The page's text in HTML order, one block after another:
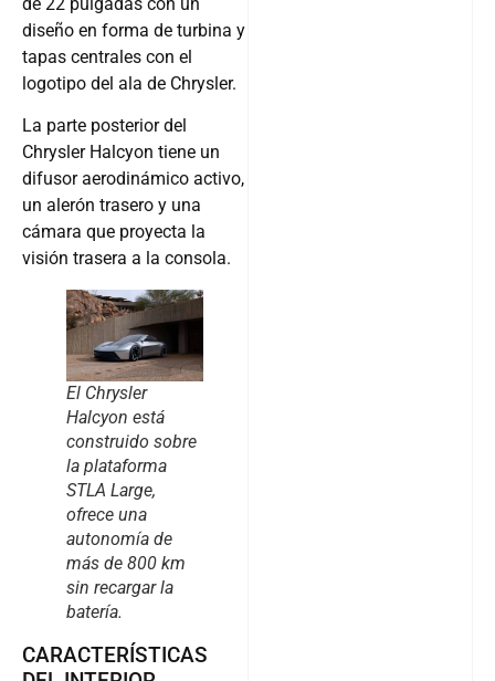
diseño en forma de turbina y
tapas centrales con el
logotipo del ala de Chrysler.
La parte posterior del
Chrysler Halcyon tiene un
difusor aerodinámico activo,
un alerón trasero y una
cámara que proyecta la
visión trasera a la consola.
El Chrysler
Halcyon está
construido sobre
la plataforma
STLA Large,
ofrece una
autonomía de
más de 800 km
sin recargar la
batería.
CARACTERÍSTICAS